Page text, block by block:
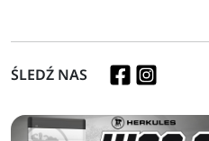
ŚLEDŹ NAS